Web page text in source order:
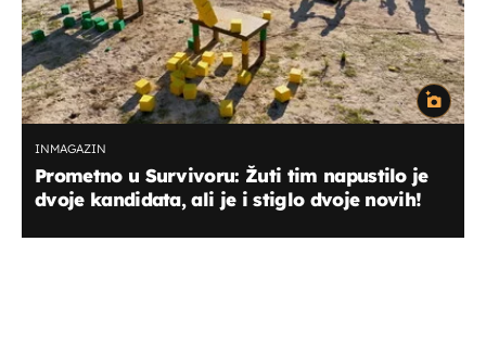
INMAGAZIN
Prometno u Survivoru: Žuti tim napustilo je
dvoje kandidata, ali je i stiglo dvoje novih!